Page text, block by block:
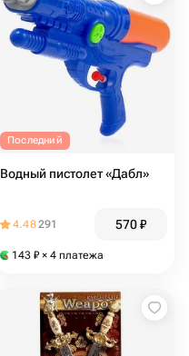
Последний
Водный пистолет «Дабл»
4.48291 570₽
143 ₽ × 4 платежа